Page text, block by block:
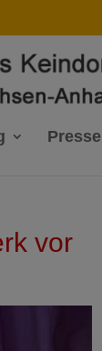
Presse
vor